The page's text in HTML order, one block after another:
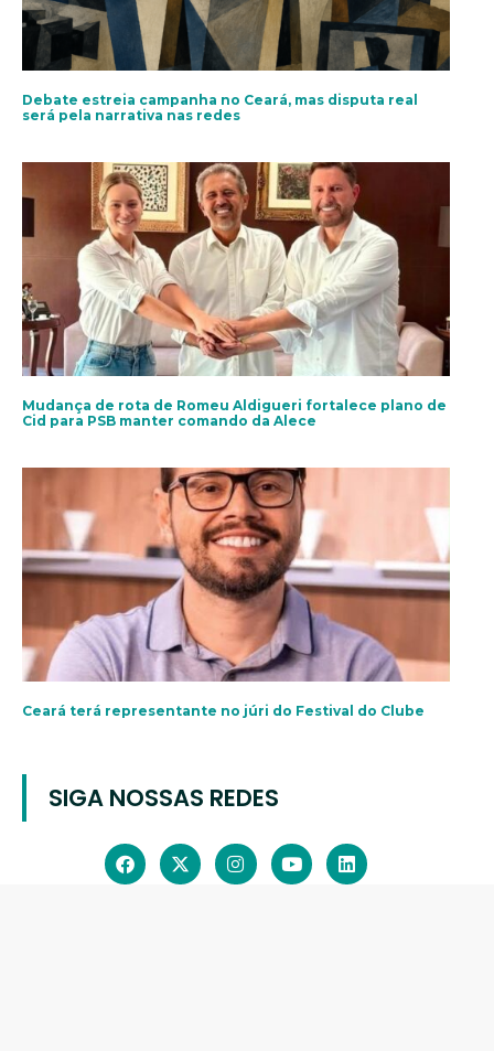
Debate estreia campanha no Ceará, mas disputa real
será pela narrativa nas redes
Mudança de rota de Romeu Aldigueri fortalece plano de
Cid para PSB manter comando da Alece
Ceará terá representante no júri do Festival do Clube
SIGA NOSSAS REDES